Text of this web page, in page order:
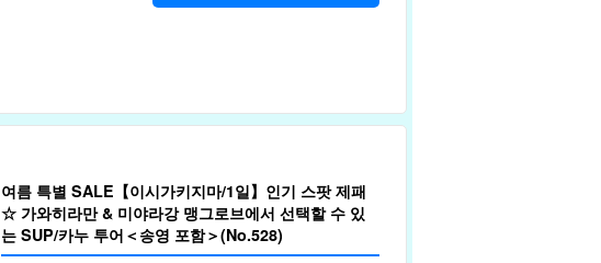
여름 특별 SALE【이시가키지마/1일】인기 스팟 제패
☆ 가와히라만 & 미야라강 맹그로브에서 선택할 수 있
는 SUP/카누 투어＜송영 포함＞(No.528)